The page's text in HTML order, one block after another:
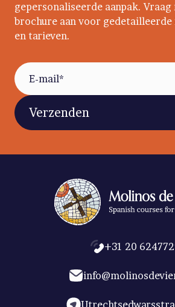
gepersonaliseerde aanpak. Vraag
brochure aan voor
en tarieven.
Email
+31 20